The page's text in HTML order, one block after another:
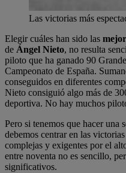
Las victorias más
Elegir cuáles han sido las
de Ángel Nieto, no resulta
piloto que ha ganado 90
Campeonato de España.
conseguidos en diferentes
Nieto consiguió algo más de
deportiva. No hay muchos
Pero si tenemos que hacer una
debemos centrar en las
complejas y exigentes por el
entre noventa no es sencillo,
significativos.